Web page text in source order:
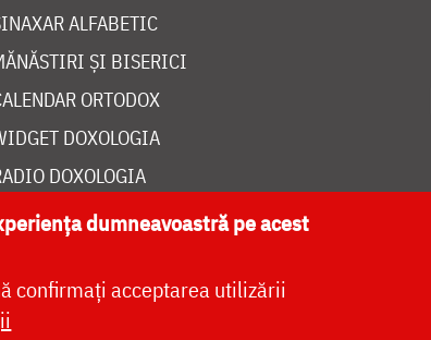
ALFABETIC
ȘI BISERICI
ORTODOX
DOXOLOGIA
DOXOLOGIA
DOXOLOGIA MEDIA
dumneavoastră pe acest
confirmați acceptarea utilizării